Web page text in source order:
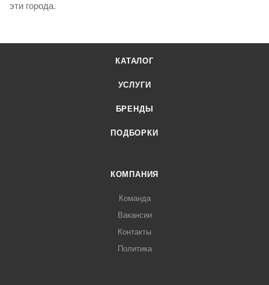
эти города.
КАТАЛОГ
УСЛУГИ
БРЕНДЫ
ПОДБОРКИ
КОМПАНИЯ
Команда
Вакансии
Контакты
Политика